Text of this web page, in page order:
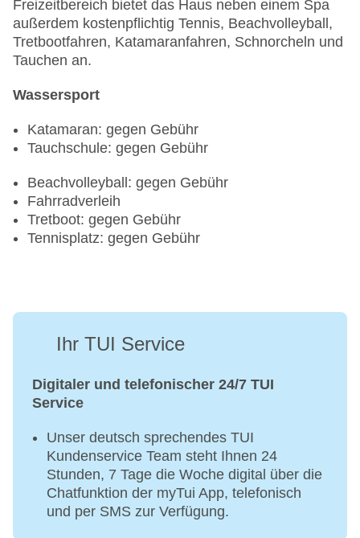
Freizeitbereich bietet das Haus neben einem Spa
außerdem kostenpflichtig Tennis, Beachvolleyball,
Tretbootfahren, Katamaranfahren, Schnorcheln und
Tauchen an.
Wassersport
Katamaran: gegen Gebühr
Tauchschule: gegen Gebühr
Beachvolleyball: gegen Gebühr
Fahrradverleih
Tretboot: gegen Gebühr
Tennisplatz: gegen Gebühr
Ihr TUI Service
Digitaler und telefonischer 24/7 TUI
Service
Unser deutsch sprechendes TUI
Kundenservice Team steht Ihnen 24
Stunden, 7 Tage die Woche digital über die
Chatfunktion der myTui App, telefonisch
und per SMS zur Verfügung.